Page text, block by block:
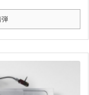
弾